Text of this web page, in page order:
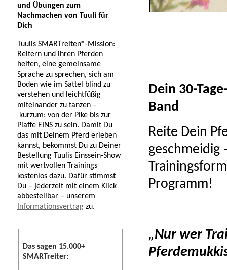
und Übungen zum
Nachmachen von Tuuli für
Dich
Tuulis SMARTreiten®-Mission:
Reitern und ihren Pferden
helfen, eine gemeinsame
Sprache zu sprechen, sich am
Boden wie im Sattel blind zu
verstehen und leichtfüßig
miteinander zu tanzen –
kurzum: von der Pike bis zur
Piaffe EINS zu sein. Damit Du
das mit Deinem Pferd erleben
kannst, bekommst Du zu Deiner
Bestellung Tuulis Einssein-Show
mit wertvollen Trainings
kostenlos dazu. Dafür stimmst
Du – jederzeit mit einem Klick
abbestellbar – unserem
Informationsvertrag zu.
Das sagen 15.000+
SMARTreiter:
Dein 30-
Band
Reite Dein
geschmeidig
Programm!
„Nur wer